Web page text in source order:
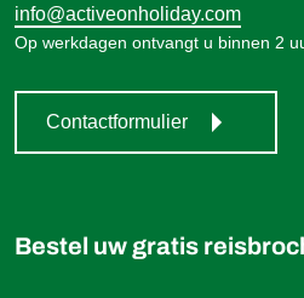
info@activeonholiday.com
Op werkdagen ontvangt u binnen 2
Contactformulier
Bestel uw gratis